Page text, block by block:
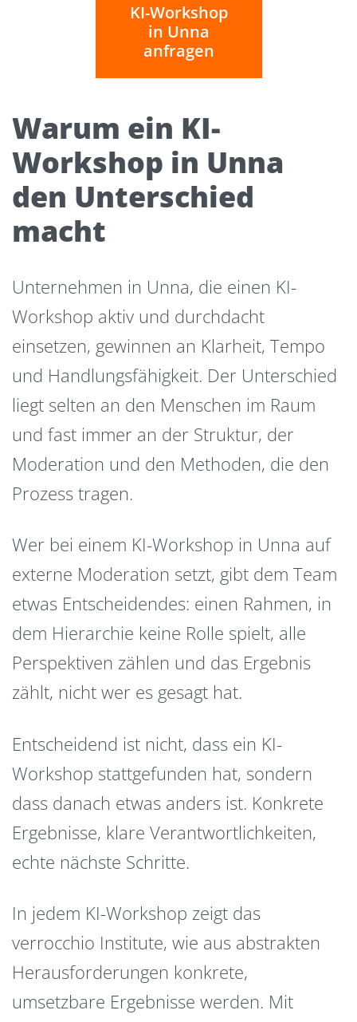
KI-Workshop
in Unna
anfragen
Warum ein KI-
Workshop in Unna
den Unterschied
macht
Unternehmen in Unna, die einen KI-
Workshop aktiv und durchdacht
einsetzen, gewinnen an Klarheit, Tempo
und Handlungsfähigkeit. Der Unterschied
liegt selten an den Menschen im Raum
und fast immer an der Struktur, der
Moderation und den Methoden, die den
Prozess tragen.
Wer bei einem KI-Workshop in Unna auf
externe Moderation setzt, gibt dem Team
etwas Entscheidendes: einen Rahmen, in
dem Hierarchie keine Rolle spielt, alle
Perspektiven zählen und das Ergebnis
zählt, nicht wer es gesagt hat.
Entscheidend ist nicht, dass ein KI-
Workshop stattgefunden hat, sondern
dass danach etwas anders ist. Konkrete
Ergebnisse, klare Verantwortlichkeiten,
echte nächste Schritte.
In jedem KI-Workshop zeigt das
verrocchio Institute, wie aus abstrakten
Herausforderungen konkrete,
umsetzbare Ergebnisse werden. Mit